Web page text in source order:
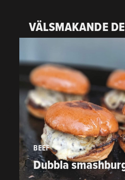
VÄLSMAKANDE
BEEF
Dubbla